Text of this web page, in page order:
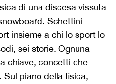
di una discesa vissuta
Schettini
insieme a chi lo sport lo
sei storie. Ognuna
chiave, concetti che
Sul piano della fisica,